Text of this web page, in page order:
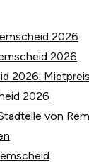
2026
2026
2026:
2026
von